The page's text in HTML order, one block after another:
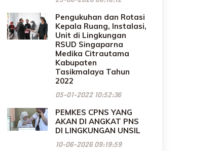
Pengukuhan dan Rotasi
Kepala Ruang, Instalasi,
Unit di Lingkungan
RSUD Singaparna
Medika Citrautama
Kabupaten
Tasikmalaya Tahun
2022
05-01-2022 10:52:36
PEMKES CPNS YANG
AKAN DI ANGKAT PNS
DI LINGKUNGAN UNSIL
10-06-2026 09:19:59